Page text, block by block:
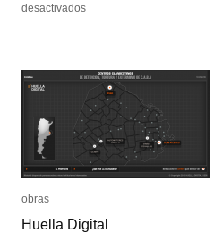
desactivadosen
desactivadosen
obras
Huella Digital
obras
Huella Digital